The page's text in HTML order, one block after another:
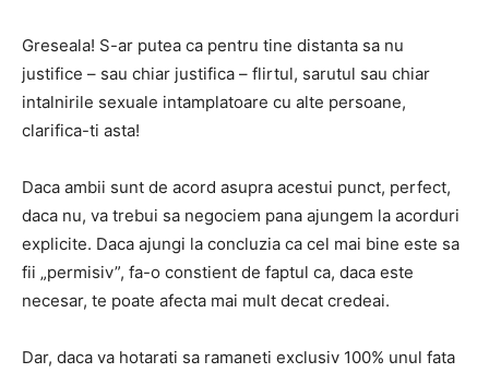
Greseala! S-ar putea ca pentru tine distanta sa nu
justifice – sau chiar justifica – flirtul, sarutul sau chiar
intalnirile sexuale intamplatoare cu alte persoane,
clarifica-ti asta!
Daca ambii sunt de acord asupra acestui punct, perfect,
daca nu, va trebui sa negociem pana ajungem la acorduri
explicite. Daca ajungi la concluzia ca cel mai bine este sa
fii „permisiv”, fa-o constient de faptul ca, daca este
necesar, te poate afecta mai mult decat credeai.
Dar, daca va hotarati sa ramaneti exclusiv 100% unul fata